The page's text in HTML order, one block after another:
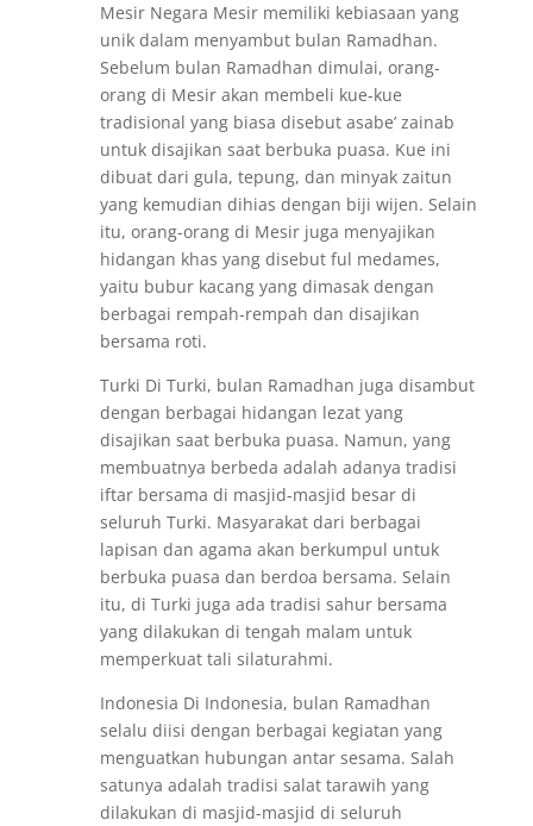
Mesir Negara Mesir memiliki kebiasaan yang
unik dalam menyambut bulan Ramadhan.
Sebelum bulan Ramadhan dimulai, orang-
orang di Mesir akan membeli kue-kue
tradisional yang biasa disebut asabe’ zainab
untuk disajikan saat berbuka puasa. Kue ini
dibuat dari gula, tepung, dan minyak zaitun
yang kemudian dihias dengan biji wijen. Selain
itu, orang-orang di Mesir juga menyajikan
hidangan khas yang disebut ful medames,
yaitu bubur kacang yang dimasak dengan
berbagai rempah-rempah dan disajikan
bersama roti.
Turki Di Turki, bulan Ramadhan juga disambut
dengan berbagai hidangan lezat yang
disajikan saat berbuka puasa. Namun, yang
membuatnya berbeda adalah adanya tradisi
iftar bersama di masjid-masjid besar di
seluruh Turki. Masyarakat dari berbagai
lapisan dan agama akan berkumpul untuk
berbuka puasa dan berdoa bersama. Selain
itu, di Turki juga ada tradisi sahur bersama
yang dilakukan di tengah malam untuk
memperkuat tali silaturahmi.
Indonesia Di Indonesia, bulan Ramadhan
selalu diisi dengan berbagai kegiatan yang
menguatkan hubungan antar sesama. Salah
satunya adalah tradisi salat tarawih yang
dilakukan di masjid-masjid di seluruh